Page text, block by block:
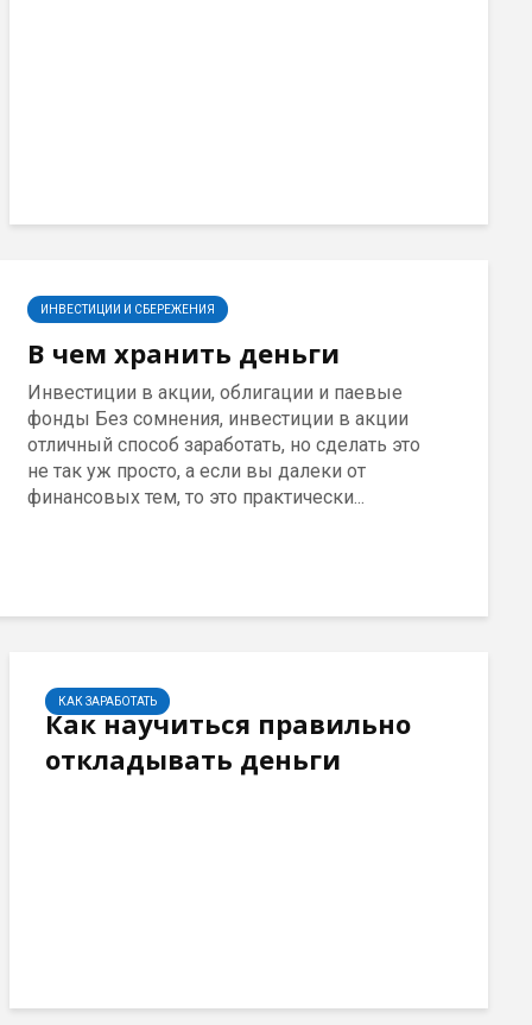
ИНВЕСТИЦИИ И СБЕРЕЖЕНИЯ
В чем хранить деньги
Инвестиции в акции, облигации и паевые
фонды Без сомнения, инвестиции в акции
отличный способ заработать, но сделать это
не так уж просто, а если вы далеки от
финансовых тем, то это практически...
КАК ЗАРАБОТАТЬ
Как научиться правильно
откладывать деньги